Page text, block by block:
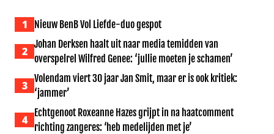
1 Nieuw BenB Vol Liefde-duo gespot
2
Johan Derksen haalt uit naar media temidden van
overspelrel Wilfred Genee: ‘jullie moeten je schamen’
3
Volendam viert 30 jaar Jan Smit, maar er is ook kritiek:
‘jammer’
4
Echtgenoot Roxeanne Hazes grijpt in na haatcomment
richting zangeres: ‘heb medelijden met je’